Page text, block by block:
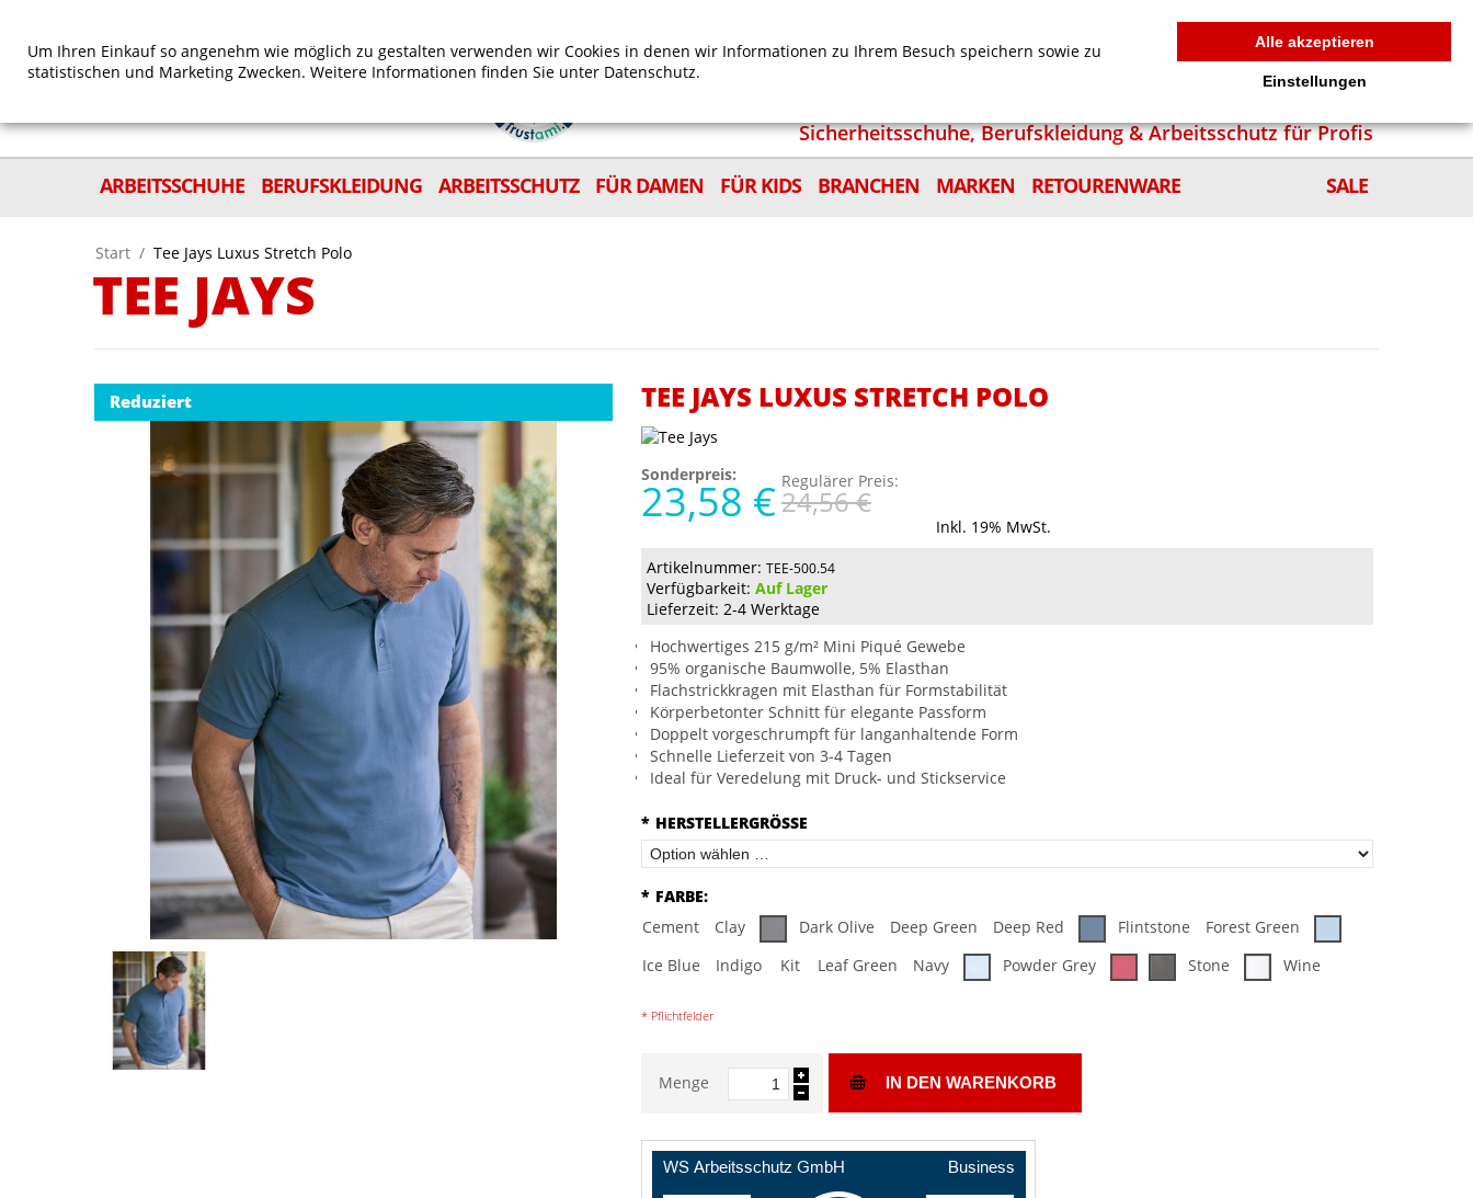
MEIN WARENKORB 0
Sicherheitsschuhe, Berufskleidung & Arbeitsschutz für Profis
ARBEITSSCHUHE
BERUFSKLEIDUNG ARBEITSSCHUTZ FÜR DAMEN FÜR KIDS BRANCHEN MARKEN RETOURENWARE SALE
Start / Tee Jays Luxus Stretch Polo
TEE JAYS
Reduziert TEE JAYS LUXUS STRETCH POLO
Sonderpreis:
23,58 € Regulärer Preis:
24,56 €
Inkl. 19% MwSt.
Artikelnummer: TEE-500.54
Verfügbarkeit: Auf Lager
Lieferzeit: 2-4 Werktage
Hochwertiges 215 g/m² Mini Piqué Gewebe
95% organische Baumwolle, 5% Elasthan
Flachstrickkragen mit Elasthan für Formstabilität
Körperbetonter Schnitt für elegante Passform
Doppelt vorgeschrumpft für langanhaltende Form
Schnelle Lieferzeit von 3-4 Tagen
Ideal für Veredelung mit Druck- und Stickservice
* HERSTELLERGRÖSSE
* FARBE:
Cement
Clay Dark Olive Deep Green Deep Red Flintstone
Forest Green
Ice Blue
Indigo Kit Leaf Green Navy Powder Grey Stone Wine
* Pflichtfelder
Menge IN DEN WARENKORB
Um Ihren Einkauf so angenehm wie möglich zu gestalten verwenden wir Cookies in denen wir Informationen zu Ihrem Besuch speichern sowie zu
statistischen und Marketing Zwecken. Weitere Informationen finden Sie unter Datenschutz.
Alle akzeptieren
Einstellungen